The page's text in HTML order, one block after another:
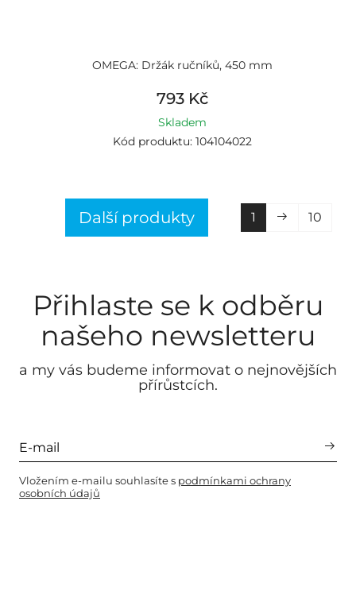
OMEGA: Držák ručníků, 450 mm
793 Kč
Skladem
Kód produktu: 104104022
Další produkty 1 10
Přihlaste se k odběru
našeho newsletteru
a my vás budeme informovat o nejnovějších
přírůstcích.
Vložením e-mailu souhlasíte s podmínkami ochrany
osobních údajů